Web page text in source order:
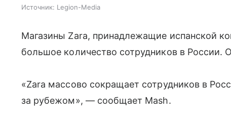
Источник: Legion-Media
Магазины Zara, принадлежащие испанской
большое количество сотрудников в России.
«Zara массово сокращает сотрудников в
за рубежом», — сообщает Mash.